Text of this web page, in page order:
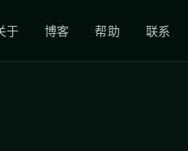
于 博客 帮助 联系